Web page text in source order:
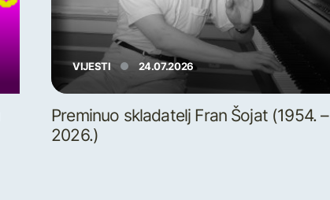
VIJESTI 24.07.2026
Preminuo skladatelj Fran Šojat (1954. –
2026.)